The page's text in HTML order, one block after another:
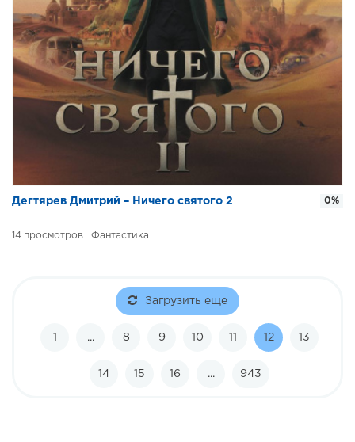
Дегтярев Дмитрий – Ничего святого 2
14 Фантастика
0%
Загрузить еще
1 ... 8 9 10 11 12 13
14 15 16 ... 943